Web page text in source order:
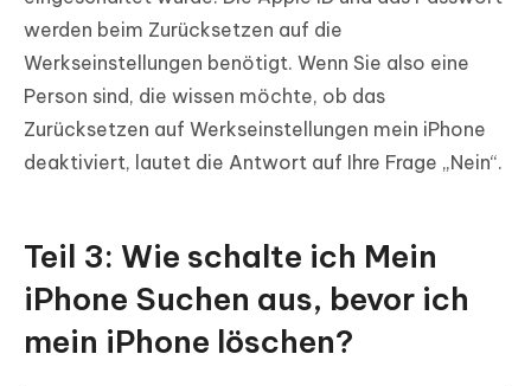
werden beim Zurücksetzen auf die
Werkseinstellungen benötigt. Wenn Sie also eine
Person sind, die wissen möchte, ob das
Zurücksetzen auf Werkseinstellungen mein iPhone
deaktiviert, lautet die Antwort auf Ihre Frage „Nein“.
Teil 3: Wie schalte ich Mein
iPhone Suchen aus, bevor ich
mein iPhone löschen?